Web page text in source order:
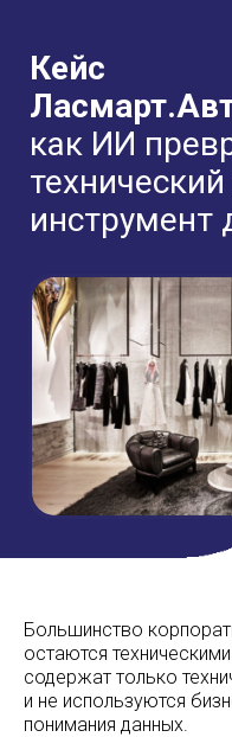
Кейс
как ИИ
технический
инструмент для
Большинство
остаются
содержат только
и не используются
понимания данных.
Проблема